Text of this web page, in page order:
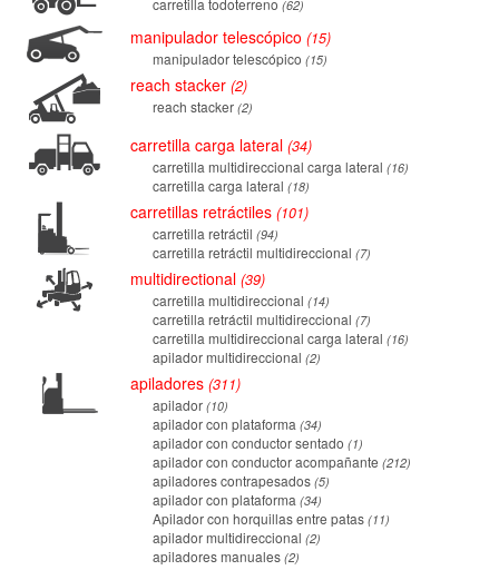
carretilla todoterreno 62
manipulador telescópico 15
manipulador telescópico 15
reach stacker 2
reach stacker 2
carretilla carga lateral 34
carretilla multidireccional carga lateral 16
carretilla carga lateral 18
carretillas retráctiles 101
carretilla retráctil 94
carretilla retráctil multidireccional 7
multidirectional 39
carretilla multidireccional 14
carretilla retráctil multidireccional 7
carretilla multidireccional carga lateral 16
apilador multidireccional 2
apiladores 311
apilador 10
apilador con plataforma 34
apilador con conductor sentado 1
apilador con conductor acompañante 212
apiladores contrapesados 5
apilador con plataforma 34
Apilador con horquillas entre patas 11
apilador multidireccional 2
apiladores manuales 2